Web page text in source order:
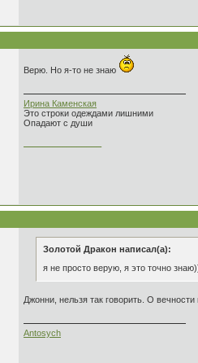
Верю. Но я-то не знаю
Ирина Каменская
Это строки одеждами лишними
Опадают с души
Золотой Дракон написал(а):
я не просто верую, я это точно
Джонни, нельзя так говорить. О
Antosych